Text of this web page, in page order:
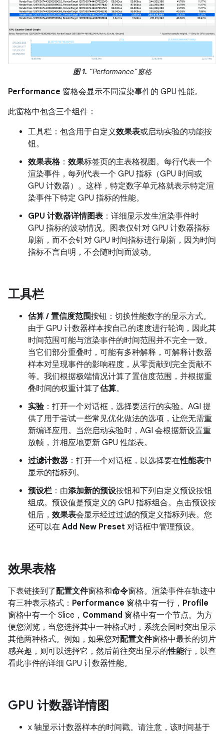
图 1. “Performance”窗格
Performance 窗格会显示不同渲染事件的 GPU 性能。
此窗格中包含三个组件：
工具栏：包含用于自定义效果表或启动实验的功能按
钮。
效果表格 ： 效果标签页的主表格视图。每行代表一个
渲染事件，每列代表一个 GPU 指标（GPU 时间或
GPU 计数器）。这样，特定数字单元格就表示特定渲
染事件下特定 GPU 指标的性能。
GPU 计数器详情图表 ：详细显示发生渲染事件时
GPU 指标的波动情况。图表仅针对 GPU 计数器指标
刷新，而不会针对 GPU 时间指标进行刷新，因为时间
指标不言自明，不会随时间而波动。
工具栏
估算 / 置信度范围按钮：切换性能数字的显示方式。
由于 GPU 计数器样本按自己的速度进行轮询，因此其
时间范围可能与渲染事件的时间范围并不完全一致。
当它们部分重叠时，可能有多种解释，可解释计数器
样本对呈现事件的影响程度，从零贡献到完全贡献不
等。我们根据极端情况计算了置信度范围 ，并根据重
叠时间的权重计算了估算。
实验：打开一个对话框，选择要运行的实验。AGI 提
供了用于尝试一些常见优化做法的选项，让您无需重
新编译应用。当您启动实验时，AGI 会根据新设置重
放帧，并相应地更新 GPU 性能表。
过滤计数器 ：打开一个对话框，以选择要在性能表中
显示的指标列。
预设栏：由添加新的预设按钮和下列自定义预设按钮
组成。预设值是预定义的 GPU 指标组合。点击预设按
钮后， 效果表会显示经过过滤的预定义指标列表。您
还可以在 Add New Preset 对话框中管理预设。
效果表格
下表链接到了配置文件窗格和命令窗格。渲染事件在轨迹中
有三种表示格式： Performance 窗格中有一行， Profile
窗格中有一个 Slice， Command 窗格中有一个节点。为方
便您浏览，当您选择其中一种格式时，系统会同时突出显示
其他两种格式。例如，如果您对配置文件窗格中最长的切片
感兴趣，则可以选择它，然后前往突出显示的性能行，以查
看此事件的详细 GPU 计数器性能。
GPU 计数器详情图
x 轴显示计数器样本的时间戳。请注意，该时间基于